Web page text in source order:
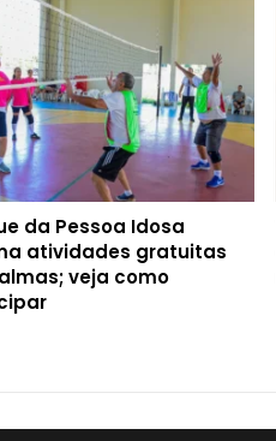
da Pessoa Idosa
atividades gratuitas
veja como